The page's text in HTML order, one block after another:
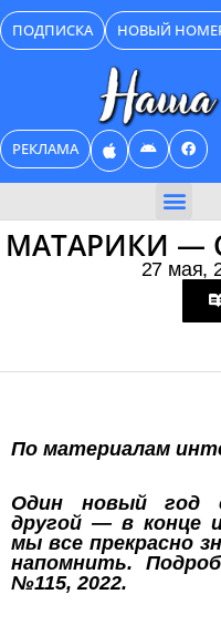
Перейти
к
содержимому
ПОДПИСКА НОВЫЙ
РЕКЛАМА
МАТАРИКИ —
27 мая,
По материалам
Один новый год
другой — в конце
мы все прекрасно
напомнить.
№115, 2022.